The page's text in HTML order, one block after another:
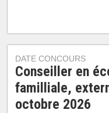
DATE CONCOURS
Conseiller en
familliale,
octobre 2026